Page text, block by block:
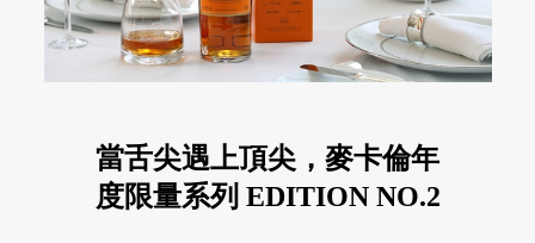
當舌尖遇上頂尖，麥卡倫年
度限量系列 EDITION NO.2